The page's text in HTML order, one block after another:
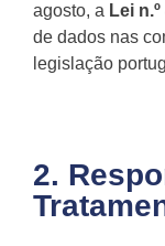
agosto, a Lei
de dados nas
legislação
2.